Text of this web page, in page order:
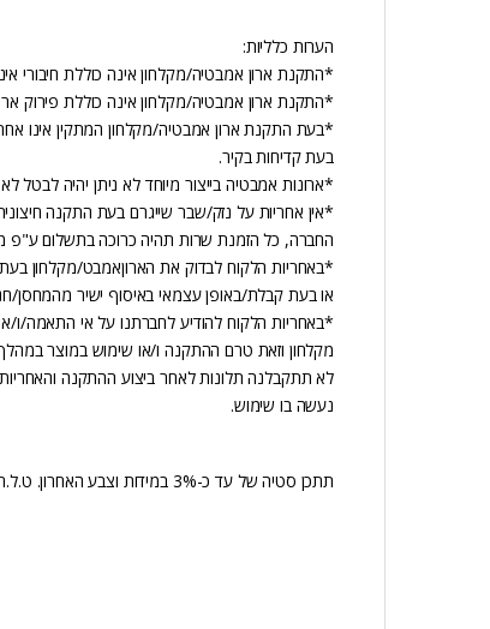
הערות כלליות:
*התקנת ארון אמבטיה/מקלחון אינה כוללת חיבורי
*התקנת ארון אמבטיה/מקלחון אינה כוללת פירוק
*בעת התקנת ארון אמבטיה/מקלחון המתקין אינו
בעת קדיחות בקיר.
*ארונות אמבטיה בייצור מיוחד לא ניתן יהיה לבטל
*אין אחריות על נזק/שבר שייגרם בעת התקנה
החברה, כל הזמנת שרות תהיה כרוכה בתשלום ע"פ
*באחריות הלקוח לבדוק את הארוןאמבט/מקלחון
או בעת קבלת/באופן עצמאי באיסוף ישיר מהמחסן/
*באחריות הלקוח להודיע לחברתנו על אי התאמה/
מקלחון וזאת טרם ההתקנה ו/או שימוש במוצר במהלך 24 שעות מיום קבלת
לא תתקבלנה תלונות לאחר ביצוע ההתקנה
נעשה בו שימוש.
תתכן סטיה של עד כ-3% במידות וצבע האחרון. ט.ל.ח